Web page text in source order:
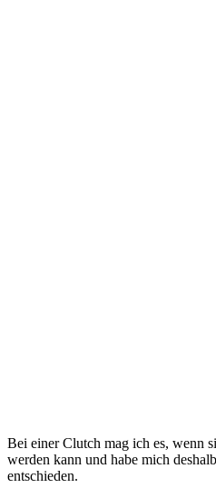
Bei einer Clutch mag ich es, wenn
werden kann und habe mich
entschieden.